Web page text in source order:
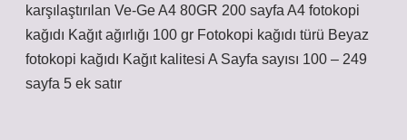
karşılaştırılan Ve-Ge A4 80GR 200 sayfa A4 fotokopi
kağıdı Kağıt ağırlığı 100 gr Fotokopi kağıdı türü Beyaz
fotokopi kağıdı Kağıt kalitesi A Sayfa sayısı 100 – 249
sayfa 5 ek satır